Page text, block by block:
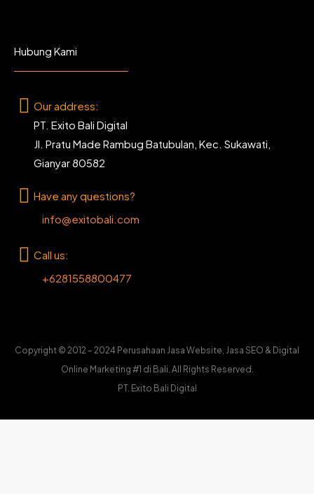
Hubung Kami
Our address:
PT. Exito Bali Digital
Jl. Pratu Made Rambug Batubulan, Kec. Sukawati,
Gianyar 80582
Have any questions?
info@exitobali.com
Call us:
+6281558800477
Copyright © 2012 – 2024 Perusahaan Jasa Website, Jasa SEO & Digital
Online Marketing #1 di Bali. All Rights Reserved.
PT. Exito Bali Digital